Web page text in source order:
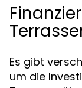
Es gibt
um die